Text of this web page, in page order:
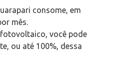
consome, em
mês.
você pode
ou até 100%, dessa